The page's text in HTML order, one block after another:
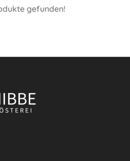
gefunden!